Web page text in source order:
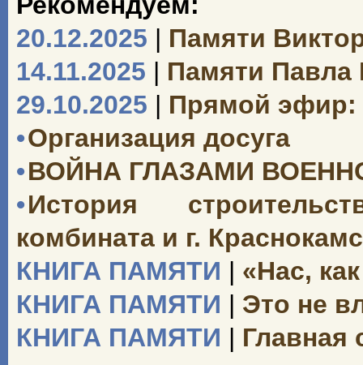
20.12.2025 | Памяти
14.11.2025 | Памяти Павла
29.10.2025 | Прямой эфир:
•Организация досуга
•ВОЙНА ГЛАЗАМИ
•История
комбината и г.
КНИГА ПАМЯТИ | «Нас,
КНИГА ПАМЯТИ | Это не
КНИГА ПАМЯТИ | Главная